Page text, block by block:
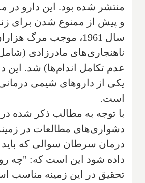
منتشر شده بود. این دارو
و پیش از ممنوع شدن برای
سال 1961، موجب مرگ
ناهنجاری‌های مادرزادی
عدم تکامل اندام‌ها) شد. این
یکی از داروهای شیمی
است.
با توجه به مطالب ذکر شده در
دشواری‌های مطالعات در
درمان سرطان سوالی که باید
داده شود این است که: "چه
تحقیق در این زمینه مناسب